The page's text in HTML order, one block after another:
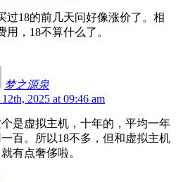
过18的前几天问好像涨价了。相
用，18不算什么了。
梦之源泉
2025 at 09:46 am
是虚拟主机，十年的，平均一年
百。所以18不多，但和虚拟主机
有点奢侈啦。